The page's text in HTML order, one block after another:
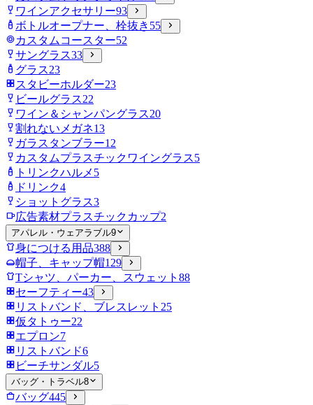
ワインアクセサリー93
ボトルオープナー、栓抜き 55
カスタムコースター52
サングラス33
グラス23
スタビーホルダー23
ビールグラス22
ワイン＆シャンパングラス20
割れないメガネ13
ガラスタンブラー12
カスタムプラスチックワイングラス5
トリンクハルメ 5
ドリンク4
ショットグラス3
広告素材プラスチックカップ2
アパレル・ウェアラブル9
身につける用品388
帽子、キャップ帽129
Tシャツ、パーカー、スウェット 88
セーフティー43
リストバンド、ブレスレット 25
仮タトゥー22
エプロン7
リストバンド6
ビーチサンダル5
バッグ・トラベル8
バッグ445